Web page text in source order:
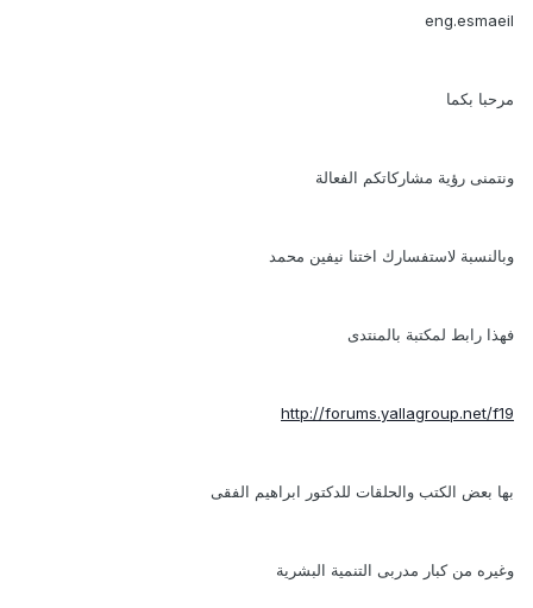
eng.esmaeil
مرحبا بكما
ونتمنى رؤية مشاركاتكم الفعالة
وبالنسبة لاستفسارك اختنا نيفين محمد
فهذا رابط لمكتبة بالمنتدى
http://forums.yallagroup.net/f19
بها بعض الكتب والحلقات للدكتور ابراهيم الفقى
وغيره من كبار مدربى التنمية البشرية